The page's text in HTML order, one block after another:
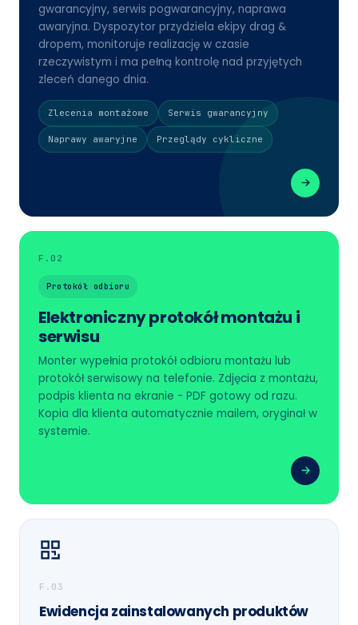
gwarancyjny, serwis pogwarancyjny, naprawa
awaryjna. Dyspozytor przydziela ekipy drag &
dropem, monitoruje realizację w czasie
rzeczywistym i ma pełną kontrolę nad przyjętych
zleceń danego dnia.
Zlecenia montażowe Serwis gwarancyjny
Naprawy awaryjne Przeglądy cykliczne
F.02
Protokół odbioru
Elektroniczny protokół montażu i
serwisu
Monter wypełnia protokół odbioru montażu lub
protokół serwisowy na telefonie. Zdjęcia z montażu,
podpis klienta na ekranie - PDF gotowy od razu.
Kopia dla klienta automatycznie mailem, oryginał w
systemie.
F.03
Ewidencja zainstalowanych produktów